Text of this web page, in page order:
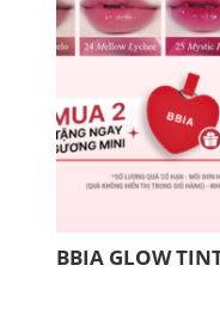
BBIA GLOW